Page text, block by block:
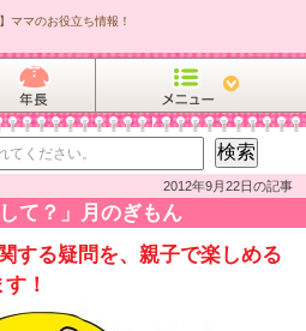
ママのお役立ち情報！
2012年9月22日の記事
て？」月のぎもん
する疑問を、親子で楽しめる
！